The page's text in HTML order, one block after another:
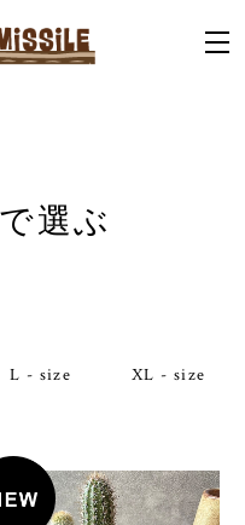
選ぶ
L - size XL - size